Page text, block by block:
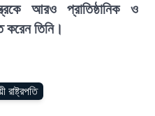
আরও প্রাতিষ্ঠানিক ও
তিনি।
রাষ্ট্রপতি